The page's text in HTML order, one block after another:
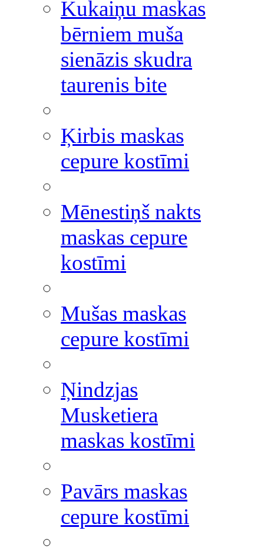
Kukaiņu maskas
bērniem muša
sienāzis skudra
taurenis bite
Ķirbis maskas
cepure kostīmi
Mēnestiņš nakts
maskas cepure
kostīmi
Mušas maskas
cepure kostīmi
Ņindzjas
Musketiera
maskas kostīmi
Pavārs maskas
cepure kostīmi